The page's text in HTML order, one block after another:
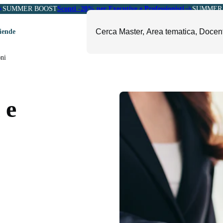
SUMMER BOOSTSconti -20% per Executive e Professionisti
e Soft Skills
Ambiente
Fashion e Luxury
Food, Beverage e Turismo
Arte, Cultura e Sport
Il Sole 24 ORE Professionale